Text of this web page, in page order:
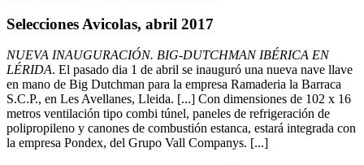
Selecciones Avicolas, abril 2017
NUEVA INAUGURACIÓN. BIG-DUTCHMAN IBÉRICA EN
LÉRIDA. El pasado dia 1 de abril se inauguró una nueva nave llave
en mano de Big Dutchman para la empresa Ramaderia la Barraca
S.C.P., en Les Avellanes, Lleida. [...] Con dimensiones de 102 x 16
metros ventilación tipo combi túnel, paneles de refrigeración de
polipropileno y canones de combustión estanca, estará integrada con
la empresa Pondex, del Grupo Vall Companys. [...]